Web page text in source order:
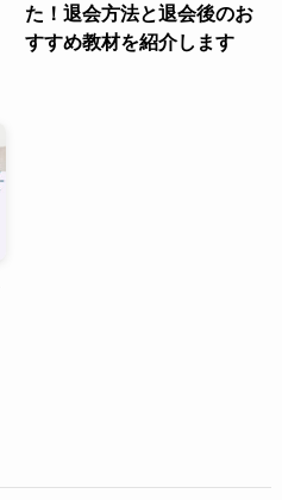
た！退会方法と退会後のお
すすめ教材を紹介します